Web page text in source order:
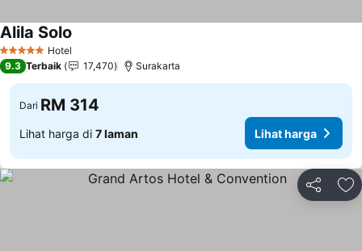
5 Bintang Hotel
Alila Solo
9.3 Terbaik 17,470 Surakarta
Dari RM 314
Lihat harga di 7 laman Lihat harga
Kongsi